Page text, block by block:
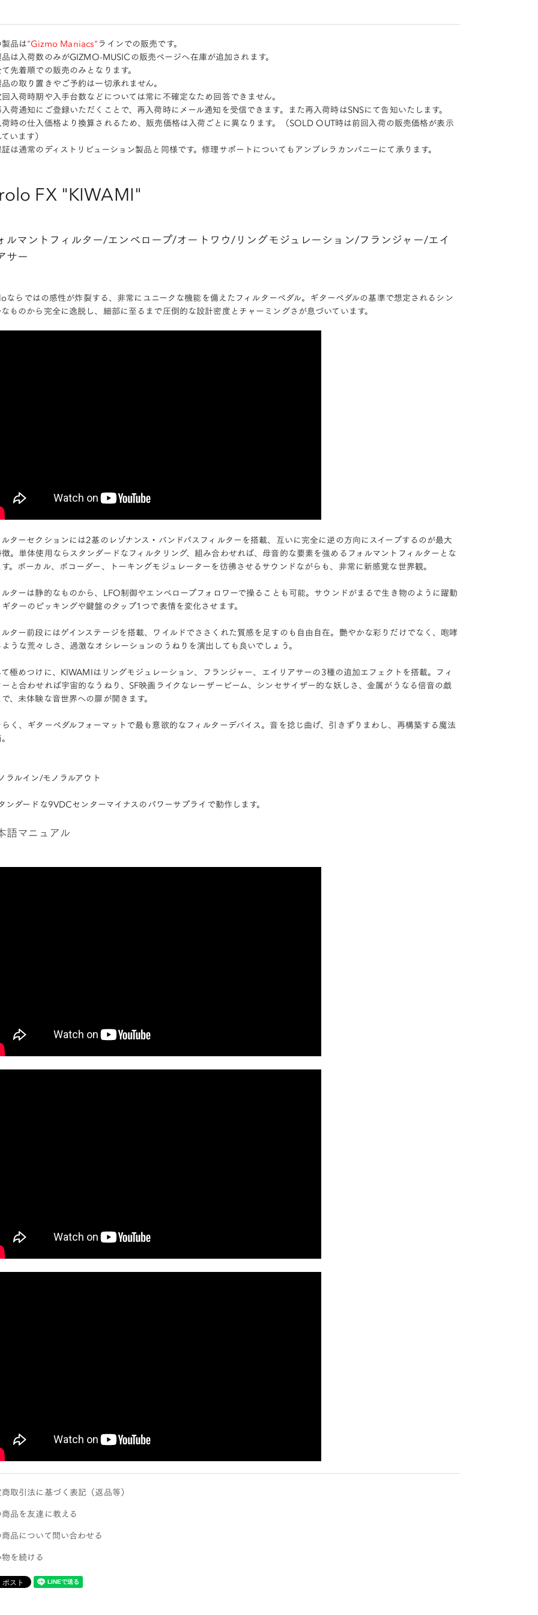
品は”Gizmo Maniacs”ラインでの販売です。
は入荷数のみがGIZMO-MUSICの販売ページへ在庫が追加されます。
先着順での販売のみとなります。
の取り置きやご予約は一切承れません。
入荷時期や入手台数などについては常に不確定なため回答できません。
荷通知にご登録いただくことで、再入荷時にメール通知を受信できます。また再入荷時はSNSにて告知いたします。
時の仕入価格より換算されるため、販売価格は入荷ごとに異なります。（SOLD OUT時は前回入荷の販売価格が表示
います）
は通常のディストリビューション製品と同様です。修理サポートについてもアンブレラカンパニーにて承ります。
FX "KIWAMI"
ルマントフィルター/エンベロープ/オートワウ/リングモジュレーション/フランジャー/エイ
サー
ならではの感性が炸裂する、非常にユニークな機能を備えたフィルターペダル。ギターペダルの基準で想定されるシン
ものから完全に逸脱し、細部に至るまで圧倒的な設計密度とチャーミングさが息づいています。
ターセクションには2基のレゾナンス・バンドパスフィルターを搭載、互いに完全に逆の方向にスイープするのが最大
。単体使用ならスタンダードなフィルタリング、組み合わせれば、母音的な要素を強めるフォルマントフィルターとな
。ボーカル、ボコーダー、トーキングモジュレーターを彷彿させるサウンドながらも、非常に新感覚な世界観。
ターは静的なものから、LFO制御やエンベロープフォロワーで操ることも可能。サウンドがまるで生き物のように躍動
ターのピッキングや鍵盤のタップ1つで表情を変化させます。
ター前段にはゲインステージを搭載、ワイルドでささくれた質感を足すのも自由自在。艷やかな彩りだけでなく、咆哮
うな荒々しさ、過激なオシレーションのうねりを演出しても良いでしょう。
極めつけに、KIWAMIはリングモジュレーション、フランジャー、エイリアサーの3種の追加エフェクトを搭載。フィ
と合わせれば宇宙的なうねり、SF映画ライクなレーザービーム、シンセサイザー的な妖しさ、金属がうなる倍音の戯
、未体験な音世界への扉が開きます。
く、ギターペダルフォーマットで最も意欲的なフィルターデバイス。音を捻じ曲げ、引きずりまわし、再構築する魔法
ラルイン/モノラルアウト
ンダードな9VDCセンターマイナスのパワーサプライで動作します。
語マニュアル
取引法に基づく表記（返品等）
品を友達に教える
品について問い合わせる
を続ける